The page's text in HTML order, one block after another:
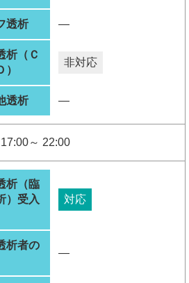
透析 ―
析（Ｃ
）
非対応
透析 ―
17:00～ 22:00
析（臨
）受入
対応
析者の
―